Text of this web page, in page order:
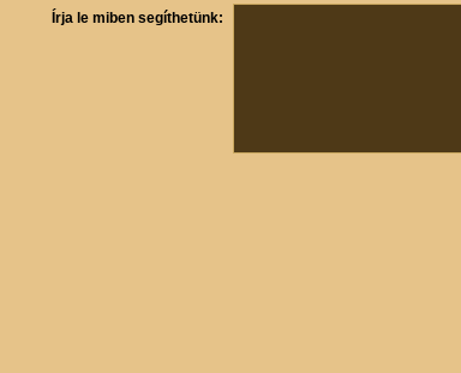
Írja le miben segíthetünk: